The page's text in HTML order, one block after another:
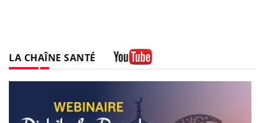
LA CHAÎNE SANTÉ